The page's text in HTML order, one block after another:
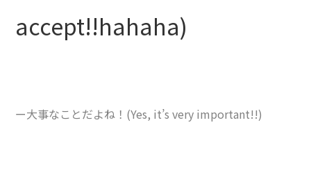
accept!!hahaha)
ー大事なことだよね！(Yes, it’s very important!!)